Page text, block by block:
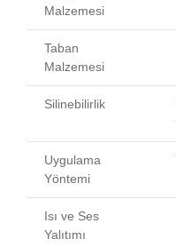
Malzemesi
Taban
Malzemesi
Silinebilirlik
Uygulama
Yöntemi
Isı ve Ses
Yalıtımı